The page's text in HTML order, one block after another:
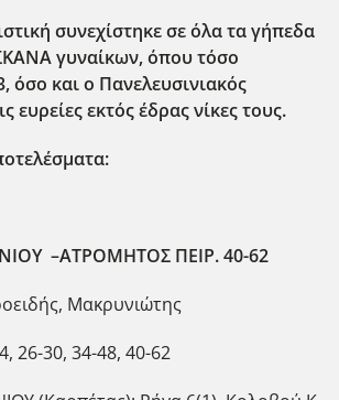
συνεχίστηκε σε όλα τα γήπεδα
γυναίκων, όπου τόσο
όσο και ο Πανελευσινιακός
ευρείες εκτός έδρας νίκες τους.
–ΑΤΡΟΜΗΤΟΣ ΠΕΙΡ. 40-62
Μακρυνιώτης
26-30, 34-48, 40-62